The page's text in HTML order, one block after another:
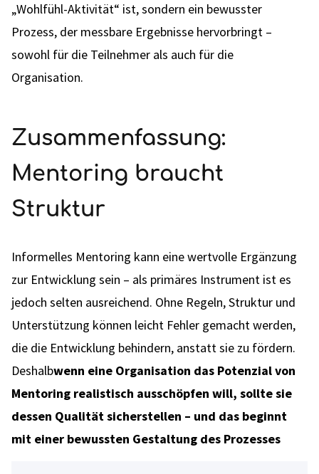
„Wohlfühl-Aktivität“ ist, sondern ein bewusster
Prozess, der messbare Ergebnisse hervorbringt –
sowohl für die Teilnehmer als auch für die
Organisation.
Zusammenfassung:
Mentoring braucht
Struktur
Informelles Mentoring kann eine wertvolle Ergänzung
zur Entwicklung sein – als primäres Instrument ist es
jedoch selten ausreichend. Ohne Regeln, Struktur und
Unterstützung können leicht Fehler gemacht werden,
die die Entwicklung behindern, anstatt sie zu fördern.
Deshalbwenn eine Organisation das Potenzial von
Mentoring realistisch ausschöpfen will, sollte sie
dessen Qualität sicherstellen – und das beginnt
mit einer bewussten Gestaltung des Prozesses